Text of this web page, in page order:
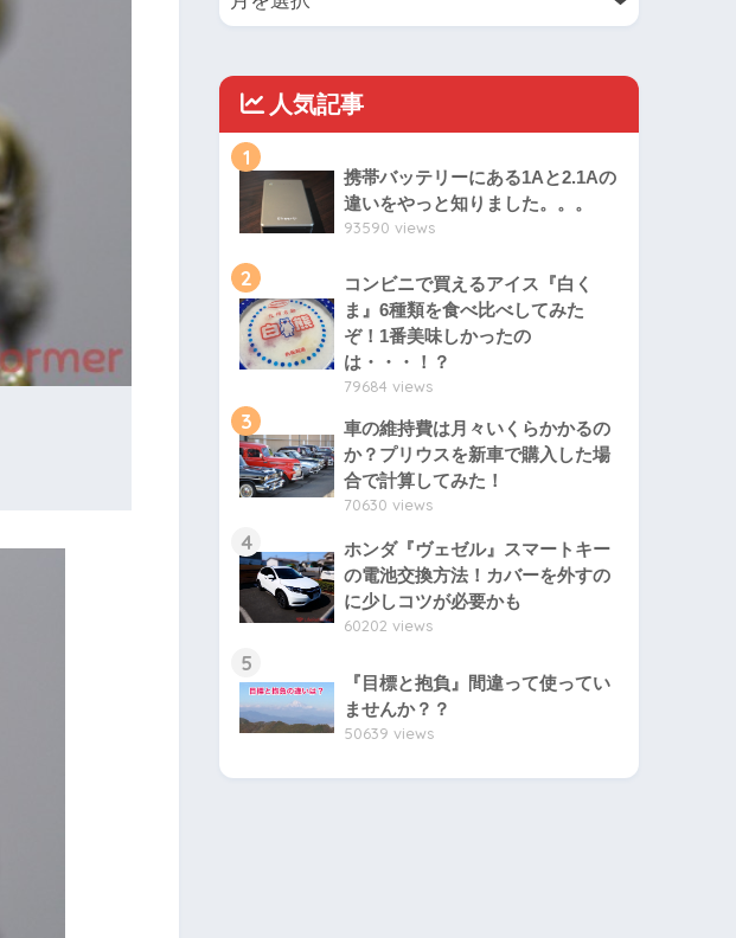
人気記事
1
携帯バッテリーにある1Aと2.1Aの
違いをやっと知りました。。。
93590 views
2
コンビニで買えるアイス『白く
ま』6種類を食べ比べしてみた
ぞ！1番美味しかったの
は・・・！？
79684 views
3
車の維持費は月々いくらかかるの
か？プリウスを新車で購入した場
合で計算してみた！
70630 views
4
ホンダ『ヴェゼル』スマートキー
の電池交換方法！カバーを外すの
に少しコツが必要かも
60202 views
5
『目標と抱負』間違って使ってい
ませんか？？
50639 views